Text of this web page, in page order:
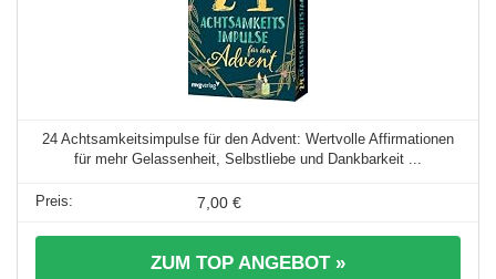
24 Achtsamkeitsimpulse für den Advent: Wertvolle Affirmationen
für mehr Gelassenheit, Selbstliebe und Dankbarkeit ...
7,00 €
ZUM TOP ANGEBOT »